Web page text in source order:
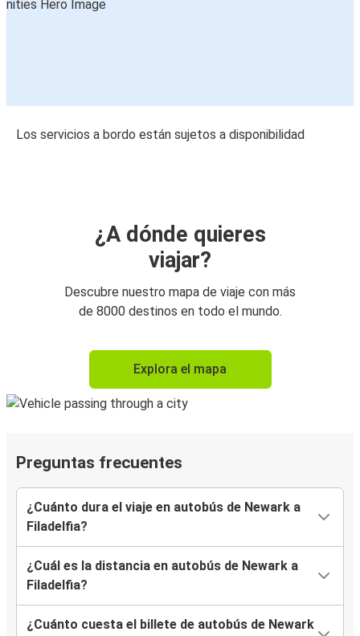
Los servicios a bordo están sujetos a disponibilidad
¿A dónde quieres
viajar?
Descubre nuestro mapa de viaje con más
de 8000 destinos en todo el mundo.
Explora el mapa
Preguntas frecuentes
¿Cuánto dura el viaje en autobús de Newark a
Filadelfia?
¿Cuál es la distancia en autobús de Newark a
Filadelfia?
¿Cuánto cuesta el billete de autobús de Newark